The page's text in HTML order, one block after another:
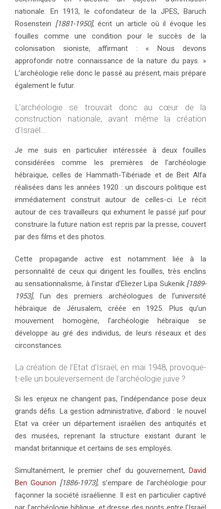
nationale. En 1913, le cofondateur de la JPES, Baruch
Rosenstein [1881-1950], écrit un article où il évoque les
fouilles comme une condition pour le succès de la
colonisation sioniste, affirmant : « Nous devons
approfondir notre connaissance de la nature du pays. »
L’archéologie relie donc le passé au présent, mais prépare
également le futur.
L’archéologie se trouvait donc au cœur de la
construction nationale, avant même la création
d’Israël…
Je me suis en particulier intéressée à deux fouilles
considérées comme les premières de l’archéologie
hébraïque, celles de Hammath-Tibériade et de Beit Alfa
réalisées dans les années 1920 : un discours politique est
immédiatement construit autour de celles-ci. Le récit
autour de ces travailleurs qui exhument le passé juif pour
construire la future nation est repris par la presse, couvert
par des films et des photos.
Cette propagande active est notamment liée à la
personnalité de ceux qui dirigent les fouilles, très enclins
au sensationnalisme, à l’instar d’Eliezer Lipa Sukenik [1889-
1953], l’un des premiers archéologues de l’université
hébraïque de Jérusalem, créée en 1925. Plus qu’un
mouvement homogène, l’archéologie hébraïque se
développe au gré des individus, de leurs réseaux et des
circonstances.
La création de l’Etat d’Israël, en mai 1948, provoque-
t-elle un bouleversement de l’archéologie juive ?
Si les enjeux ne changent pas, l’indépendance pose deux
grands défis. La gestion administrative, d’abord : le nouvel
Etat va créer un département israélien des antiquités et
des musées, reprenant la structure existant durant le
mandat britannique et certains de ses employés.
Simultanément, le premier chef du gouvernement, David
Ben Gourion [1886-1973], s’empare de l’archéologie pour
façonner la société israélienne. Il est en particulier captivé